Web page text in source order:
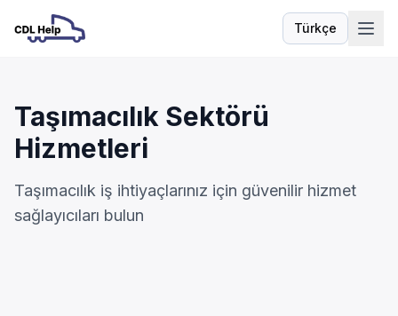
Türkçe
Dil
Taşımacılık Sektörü
Hizmetleri
Taşımacılık iş ihtiyaçlarınız için güvenilir hizmet
sağlayıcıları bulun